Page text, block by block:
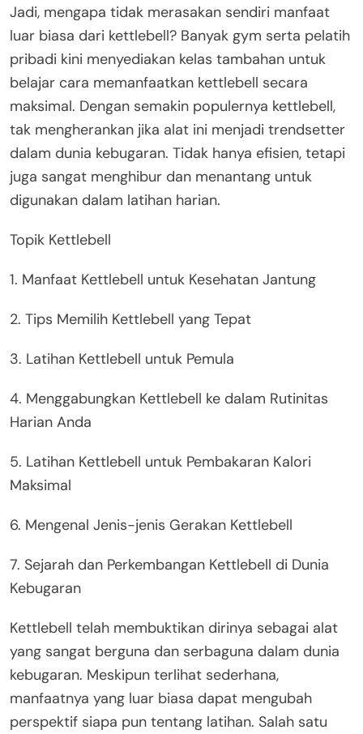
Jadi, mengapa tidak merasakan sendiri manfaat
luar biasa dari kettlebell? Banyak gym serta pelatih
pribadi kini menyediakan kelas tambahan untuk
belajar cara memanfaatkan kettlebell secara
maksimal. Dengan semakin populernya kettlebell,
tak mengherankan jika alat ini menjadi trendsetter
dalam dunia kebugaran. Tidak hanya efisien, tetapi
juga sangat menghibur dan menantang untuk
digunakan dalam latihan harian.
Topik Kettlebell
1. Manfaat Kettlebell untuk Kesehatan Jantung
2. Tips Memilih Kettlebell yang Tepat
3. Latihan Kettlebell untuk Pemula
4. Menggabungkan Kettlebell ke dalam Rutinitas
Harian Anda
5. Latihan Kettlebell untuk Pembakaran Kalori
Maksimal
6. Mengenal Jenis-jenis Gerakan Kettlebell
7. Sejarah dan Perkembangan Kettlebell di Dunia
Kebugaran
Kettlebell telah membuktikan dirinya sebagai alat
yang sangat berguna dan serbaguna dalam dunia
kebugaran. Meskipun terlihat sederhana,
manfaatnya yang luar biasa dapat mengubah
perspektif siapa pun tentang latihan. Salah satu